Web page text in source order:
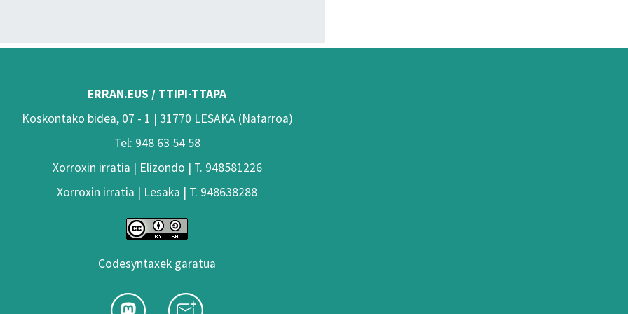
ERRAN.EUS / TTIPI-TTAPA
Koskontako bidea, 07 - 1 | 31770 LESAKA (Nafarroa)
Tel: 948 63 54 58
Xorroxin irratia | Elizondo | T. 948581226
Xorroxin irratia | Lesaka | T. 948638288
Codesyntaxek garatua